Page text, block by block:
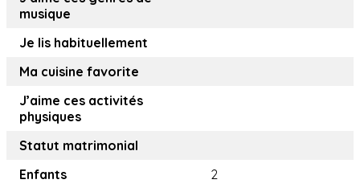
musique
Je lis habituellement
Ma cuisine favorite
J’aime ces activités
physiques
Statut matrimonial
Enfants
2